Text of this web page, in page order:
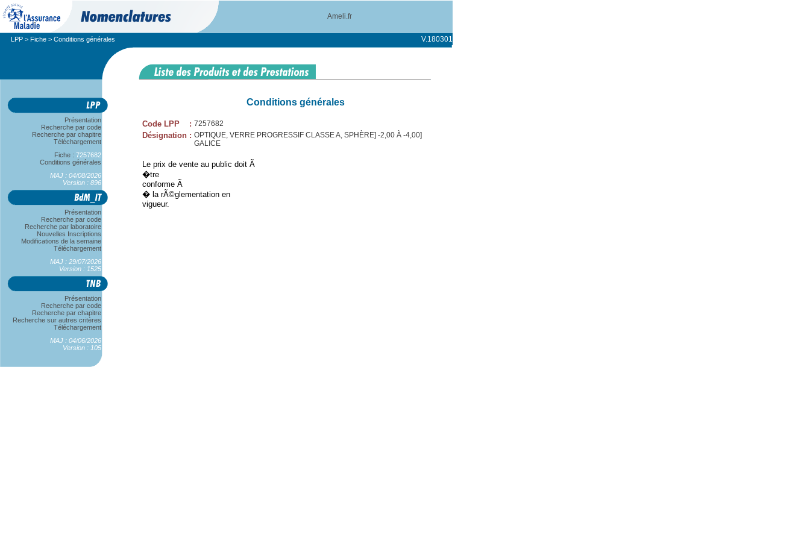
Ameli.fr
LPP > Fiche > Conditions générales V.180301
Présentation
Recherche par code
Recherche par chapitre
Téléchargement
Fiche : 7257682
Conditions générales
MAJ : 04/08/2026
Version : 896
Présentation
Recherche par code
Recherche par laboratoire
Nouvelles Inscriptions
Modifications de la semaine
Téléchargement
MAJ : 29/07/2026
Version : 1525
Présentation
Recherche par code
Recherche par chapitre
Recherche sur autres critères
Téléchargement
MAJ : 04/06/2026
Version : 105
Conditions générales
Code LPP : 7257682
Désignation : OPTIQUE, VERRE PROGRESSIF CLASSE A, SPHÈRE] -2,00 À -4,00]
GALICE
Le prix de vente au public doit Ã
�tre
conforme Ã
� la rÃ©glementation en
vigueur.